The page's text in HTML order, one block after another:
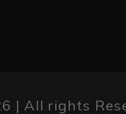
| All rights